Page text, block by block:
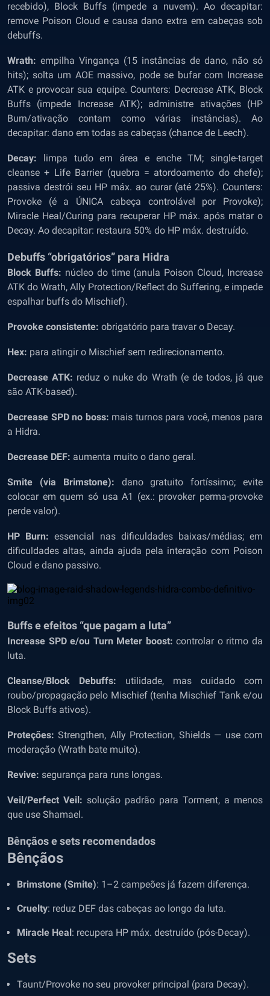
recebido), Block Buffs (impede a nuvem). Ao decapitar:
remove Poison Cloud e causa dano extra em cabeças sob
debuffs.
Wrath: empilha Vingança (15 instâncias de dano, não só
hits); solta um AOE massivo, pode se bufar com Increase
ATK e provocar sua equipe. Counters: Decrease ATK, Block
Buffs (impede Increase ATK); administre ativações (HP
Burn/ativação contam como várias instâncias). Ao
decapitar: dano em todas as cabeças (chance de Leech).
Decay: limpa tudo em área e enche TM; single-target
cleanse + Life Barrier (quebra = atordoamento do chefe);
passiva destrói seu HP máx. ao curar (até 25%). Counters:
Provoke (é a ÚNICA cabeça controlável por Provoke);
Miracle Heal/Curing para recuperar HP máx. após matar o
Decay. Ao decapitar: restaura 50% do HP máx. destruído.
Debuffs “obrigatórios” para Hidra
Block Buffs: núcleo do time (anula Poison Cloud, Increase
ATK do Wrath, Ally Protection/Reflect do Suffering, e impede
espalhar buffs do Mischief).
Provoke consistente: obrigatório para travar o Decay.
Hex: para atingir o Mischief sem redirecionamento.
Decrease ATK: reduz o nuke do Wrath (e de todos, já que
são ATK-based).
Decrease SPD no boss: mais turnos para você, menos para
a Hidra.
Decrease DEF: aumenta muito o dano geral.
Smite (via Brimstone): dano gratuito fortíssimo; evite
colocar em quem só usa A1 (ex.: provoker perma-provoke
perde valor).
HP Burn: essencial nas dificuldades baixas/médias; em
dificuldades altas, ainda ajuda pela interação com Poison
Cloud e dano passivo.
Buffs e efeitos “que pagam a luta”
Increase SPD e/ou Turn Meter boost: controlar o ritmo da
luta.
Cleanse/Block Debuffs: utilidade, mas cuidado com
roubo/propagação pelo Mischief (tenha Mischief Tank e/ou
Block Buffs ativos).
Proteções: Strengthen, Ally Protection, Shields — use com
moderação (Wrath bate muito).
Revive: segurança para runs longas.
Veil/Perfect Veil: solução padrão para Torment, a menos
que use Shamael.
Bênçãos e sets recomendados
Bênçãos
Brimstone (Smite): 1–2 campeões já fazem diferença.
Cruelty: reduz DEF das cabeças ao longo da luta.
Miracle Heal: recupera HP máx. destruído (pós-Decay).
Sets
Taunt/Provoke no seu provoker principal (para Decay).